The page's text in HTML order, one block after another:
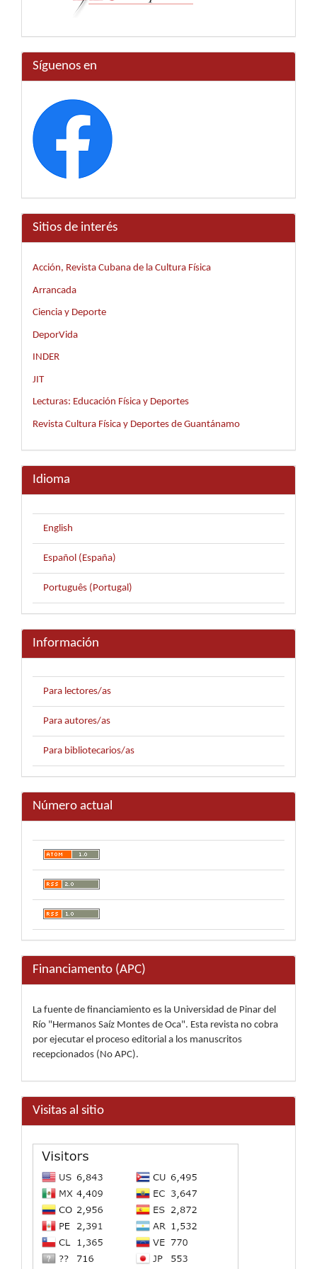
Síguenos en
Sitios de interés
Acción, Revista Cubana de la Cultura Física
Arrancada
Ciencia y Deporte
DeporVida
INDER
JIT
Lecturas: Educación Física y Deportes
Revista Cultura Física y Deportes de Guantánamo
Idioma
English
Español (España)
Português (Portugal)
Información
Para lectores/as
Para autores/as
Para bibliotecarios/as
Número actual
Financiamento (APC)
La fuente de financiamiento es la Universidad de Pinar del
Río "Hermanos Saíz Montes de Oca". Esta revista no cobra
por ejecutar el proceso editorial a los manuscritos
recepcionados (No APC).
Visitas al sitio